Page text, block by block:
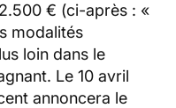
€ (ci-après : «
modalités
loin dans le
Le 10 avril
annoncera le